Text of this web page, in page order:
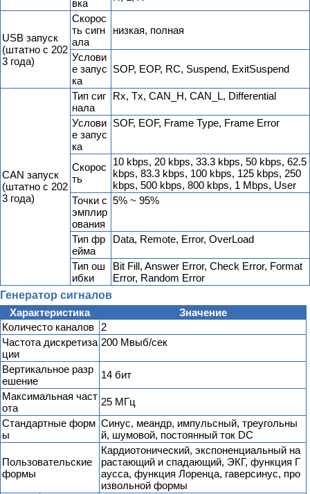
вка
USB запуск
(штатно с 202
3 года)
Скорос
ть сигн
ала
низкая, полная
Услови
е запус
ка
SOP, EOP, RC, Suspend, ExitSuspend
CAN запуск
(штатно с 202
3 года)
Тип сиг
нала
Rx, Tx, CAN_H, CAN_L, Differential
Услови
е запус
ка
SOF, EOF, Frame Type, Frame Error
Скорос
ть
10 kbps, 20 kbps, 33.3 kbps, 50 kbps, 62.5
kbps, 83.3 kbps, 100 kbps, 125 kbps, 250
kbps, 500 kbps, 800 kbps, 1 Mbps, User
Точки с
эмплир
ования
5% ~ 95%
Тип фр
ейма
Data, Remote, Error, OverLoad
Тип ош
ибки
Bit Fill, Answer Error, Check Error, Format
Error, Random Error
Генератор сигналов
Характеристика
Значение
Количесто каналов
2
Частота дискретиза
ции
200 Мвыб/сек
Вертикальное разр
ешение
14 бит
Максимальная част
ота
25 МГц
Стандартные форм
ы
Синус, меандр, импульсный, треугольны
й, шумовой, постоянный ток DC
Пользовательские
формы
Кардиотонический, экспоненциальный на
растающий и спадающий, ЭКГ, функция Г
аусса, функция Лоренца, гаверсинус, про
извольной формы